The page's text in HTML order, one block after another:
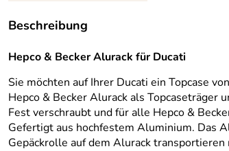
Beschreibung
Hepco & Becker Alurack für Ducati
Sie möchten auf Ihrer Ducati ein Topcase
Hepco & Becker Alurack als Topcaseträger
Fest verschraubt und für alle Hepco &
Gefertigt aus hochfestem Aluminium. Das
Gepäckrolle auf dem Alurack